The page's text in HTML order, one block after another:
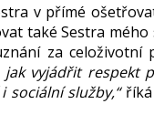
v přímé
také Sestra mého
za celoživotní
vyjádřit respekt
služby,“říká